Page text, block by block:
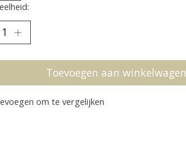
Toevoegen aan winkelwagen
om te vergelijken